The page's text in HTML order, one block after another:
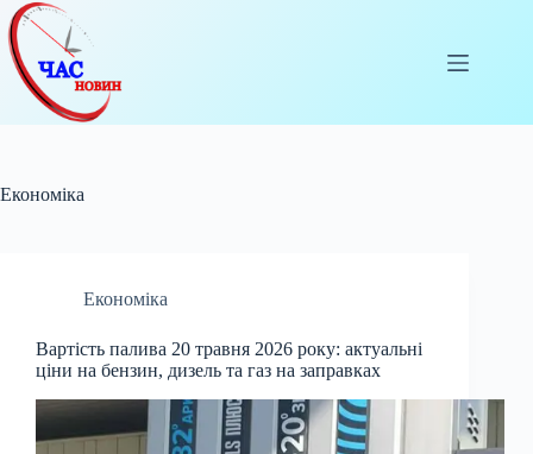
Перейти
до
вмісту
Економіка
Економіка
Вартість палива 20 травня 2026 року: актуальні
ціни на бензин, дизель та газ на заправках